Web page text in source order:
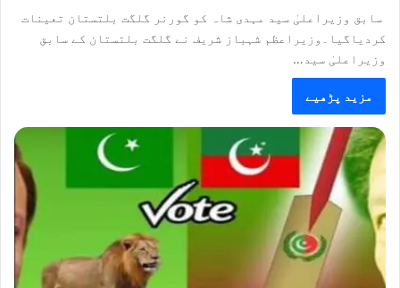
سابق وزیراعلیٰ سید مہدی شاہ کو گورنر گلگت بلتستان تعینات
کردیاگیا۔وزیراعظم شہباز شریف نے گلگت بلتستان کے سابق
وزیراعلیٰ سید…
مزید پڑھیے